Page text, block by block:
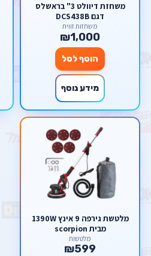
משחזת דיוולט 3" בראשלס
דגם DCS438B
משחזות זווית
₪1,000
הוסף לסל
מידע נוסף
מלטשת גירפה 9 אינץ 1390W
מבית scorpion
מלטשות
₪599